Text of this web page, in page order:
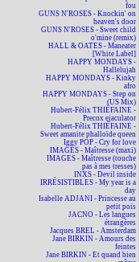
fou
GUNS N'ROSES - Knockin' on
heaven's door
GUNS N'ROSES - Sweet child
o'mine (remix)
HALL & OATES - Maneater
[White Label]
HAPPY MONDAYS -
Hallelujah
HAPPY MONDAYS - Kinky
afro
HAPPY MONDAYS - Step on
(US Mix)
Hubert-Félix THIÉFAINE -
Precox ejaculator
Hubert-Félix THIÉFAINE -
Sweet amanite phalloïde queen
Iggy POP - Cry for love
IMAGES - Maîtresse (maxi)
IMAGES - Maîtresse (touche
pas à mes tresses)
INXS - Devil inside
IRRÉSISTIBLES - My year is a
day
Isabelle ADJANI - Princesse au
petit pois
JACNO - Les langues
étrangères
Jacques BREL - Amsterdam
Jane BIRKIN - Amours des
feintes
Jane BIRKIN - Et quand bien